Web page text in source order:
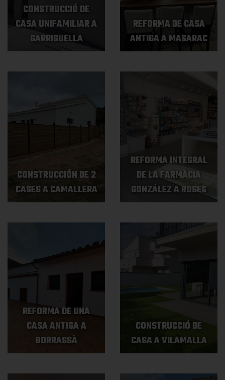
CONSTRUCCIÓ DE
CASA UNIFAMILIAR A
GARRIGUELLA
REFORMA DE CASA
ANTIGA A MASARAC
CONSTRUCCIÓN DE 2
CASES A CAMALLERA
REFORMA INTEGRAL
DE LA FARMÀCIA
GONZÁLEZ A ROSES
REFORMA DE UNA
CASA ANTIGA A
BORRASSÀ
CONSTRUCCIÓ DE
CASA A VILAMALLA